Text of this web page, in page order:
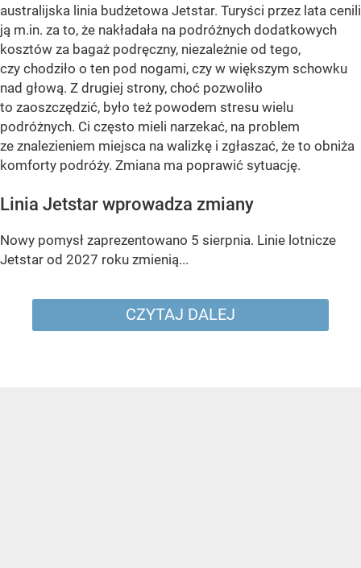
australijska linia budżetowa Jetstar. Turyści przez lata cenili
ją m.in. za to, że nakładała na podróżnych dodatkowych
kosztów za bagaż podręczny, niezależnie od tego,
czy chodziło o ten pod nogami, czy w większym schowku
nad głową. Z drugiej strony, choć pozwoliło
to zaoszczędzić, było też powodem stresu wielu
podróżnych. Ci często mieli narzekać, na problem
ze znalezieniem miejsca na walizkę i zgłaszać, że to obniża
komforty podróży. Zmiana ma poprawić sytuację.
Linia Jetstar wprowadza zmiany
Nowy pomysł zaprezentowano 5 sierpnia. Linie lotnicze
Jetstar od 2027 roku zmienią...
CZYTAJ DALEJ